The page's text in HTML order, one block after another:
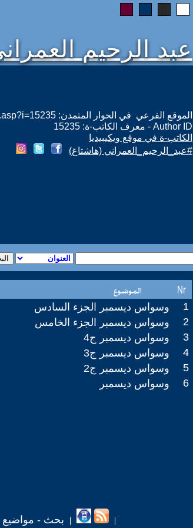
عبد الرحيم
الموقع الفرعي في الحوار المتمدن: https://www.ahewar.net/m.asp?i=15235
Author ID - معرف الكاتب-ة: 15235
الكاتب-ة في موقع ويكيبيديا
#عبد_الرحيم_العمراني (هاشتاغ)
وسواس ديسمبر الجزء السادس
1
وسواس ديسمبر الجزء الخامس
2
وسواس ديسمبر ج4
3
وسواس ديسمبر ج3
4
وسواس ديسمبر ج2
5
وسواس ديسمبر 6
بحث -